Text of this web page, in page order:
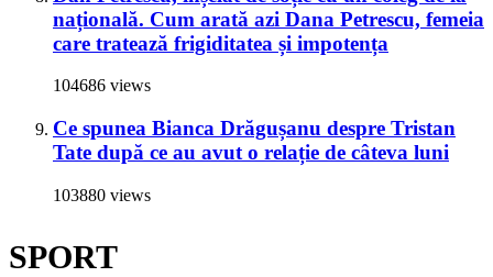
națională. Cum arată azi Dana Petrescu, femeia
care tratează frigiditatea și impotența
104686 views
Ce spunea Bianca Drăgușanu despre Tristan
Tate după ce au avut o relație de câteva luni
103880 views
SPORT